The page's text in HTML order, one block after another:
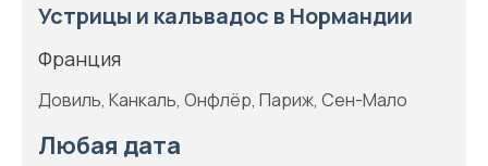
Устрицы и кальвадос в Нормандии
Франция
Довиль, Канкаль, Онфлёр, Париж, Сен-Мало
Любая дата